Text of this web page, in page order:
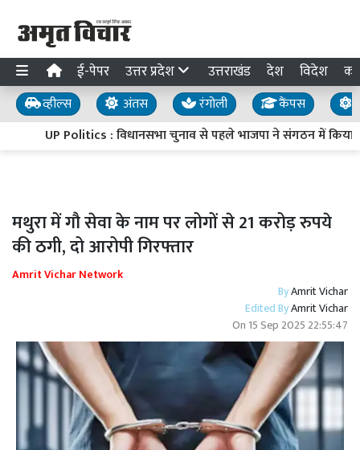
ई-पेपर उत्तर प्रदेश उत्तराखंड देश विदेश
व्हील्स अंतस रंगोली कैंपस
UP Politics : विधानसभा चुनाव से पहले भाजपा ने संगठन में किया
मथुरा में गौ सेवा के नाम पर लोगों से 21 करोड़ रुपये
की ठगी, दो आरोपी गिरफ्तार
Amrit Vichar Network
ByAmrit Vichar
Edited ByAmrit Vichar
On 15 Sep 2025 22:55:47